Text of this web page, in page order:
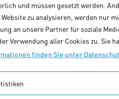
und müssen gesetzt werden.
zu analysieren, werden nur
an unsere Partner für soziale
Verwendung aller Cookies zu.
finden Sie unter
Umgang mit der
Zivilgesellschaft, um dann zu
wie wichtig ein objektiver,
die Vergabe von Fördergeldern
gebe es Interessen und
Nr. 77